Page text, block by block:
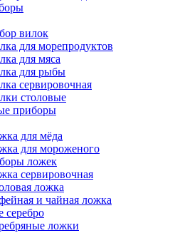
вилок
для морепродуктов
для мяса
для рыбы
сервировочная
столовые
приборы
для мёда
для мороженого
ложек
сервировочная
ложка
и чайная ложка
серебро
ложки